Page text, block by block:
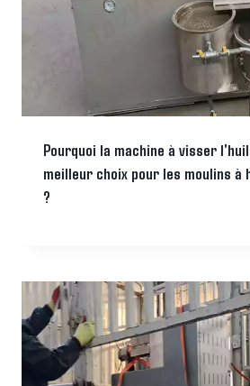
Pourquoi la machine à visser
meilleur choix pour les moulins à
?